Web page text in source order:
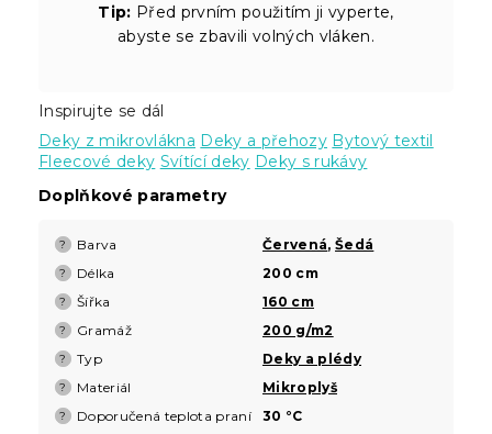
Tip: Před prvním použitím ji vyperte,
abyste se zbavili volných vláken.
Inspirujte se dál
Deky z mikrovlákna Deky a přehozy Bytový textil
Fleecové deky Svítící deky Deky s rukávy
Doplňkové parametry
? Barva Červená,Šedá
? Délka 200 cm
? Šířka 160 cm
? Gramáž 200 g/m2
? Typ Deky a plédy
? Materiál Mikroplyš
? Doporučená teplota praní 30 °C